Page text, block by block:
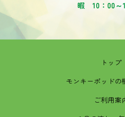
暇 10：00～
トップ
モンキーポッドの
ご利用案